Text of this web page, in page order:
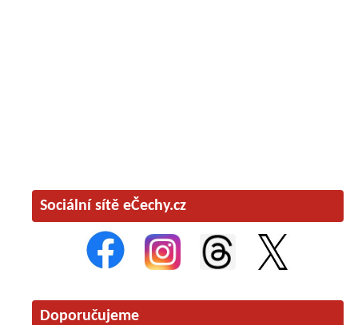
Sociální sítě eČechy.cz
Doporučujeme